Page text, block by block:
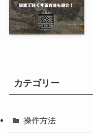
カテゴリー
操作方法